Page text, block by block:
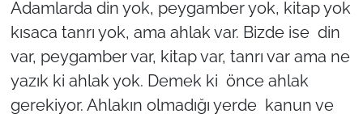
Adamlarda din yok, peygamber yok, kitap yok
kısaca tanrı yok, ama ahlak var. Bizde ise din
var, peygamber var, kitap var, tanrı var ama ne
yazık ki ahlak yok. Demek ki önce ahlak
gerekiyor. Ahlakın olmadığı yerde kanun ve